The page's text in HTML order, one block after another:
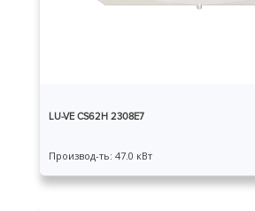
LU-VE CS62H 2308E7
Производ-ть: 47.0 кВт